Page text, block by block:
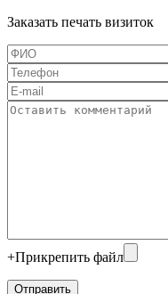
Заказать печать визиток
+Прикрепить файл